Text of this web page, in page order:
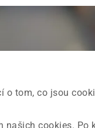
o tom, co jsou
našich cookies. Po